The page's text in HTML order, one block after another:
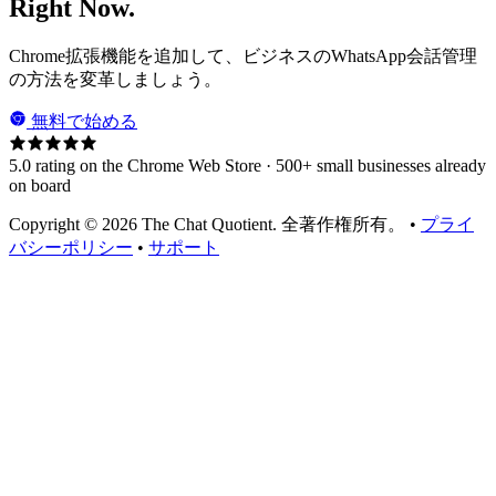
Right Now.
Chrome拡張機能を追加して、ビジネスのWhatsApp会話管理
の方法を変革しましょう。
無料で始める
5.0 rating on the Chrome Web Store · 500+ small businesses already
on board
Copyright © 2026 The Chat Quotient. 全著作権所有。 • プライ
バシーポリシー • サポート